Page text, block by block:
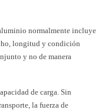
normalmente incluye
longitud y condición
y no de manera
de carga. Sin
la fuerza de